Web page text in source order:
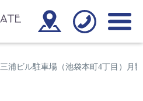
三浦ビル駐車場（池袋本町4丁目）月